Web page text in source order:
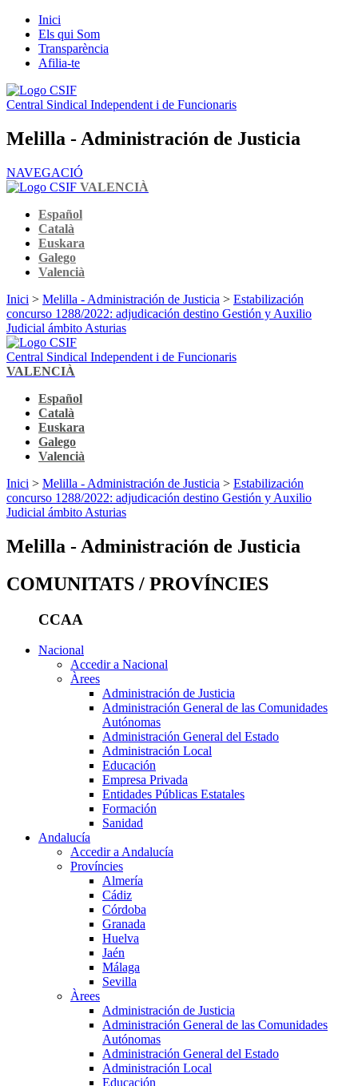
Inici
Els qui Som
Transparència
Afilia-te
Central Sindical Independent i de Funcionaris
Melilla - Administración de Justicia
NAVEGACIÓ
VALENCIÀ
Español
Català
Euskara
Galego
Valencià
Inici > Melilla - Administración de Justicia > Estabilización
concurso 1288/2022: adjudicación destino Gestión y Auxilio
Judicial ámbito Asturias
Central Sindical Independent i de Funcionaris
VALENCIÀ
Español
Català
Euskara
Galego
Valencià
Inici > Melilla - Administración de Justicia > Estabilización
concurso 1288/2022: adjudicación destino Gestión y Auxilio
Judicial ámbito Asturias
Melilla - Administración de Justicia
COMUNITATS / PROVÍNCIES
CCAA
Nacional
Accedir a Nacional
Àrees
Administración de Justicia
Administración General de las Comunidades
Autónomas
Administración General del Estado
Administración Local
Educación
Empresa Privada
Entidades Públicas Estatales
Formación
Sanidad
Andalucía
Accedir a Andalucía
Províncies
Almería
Cádiz
Córdoba
Granada
Huelva
Jaén
Málaga
Sevilla
Àrees
Administración de Justicia
Administración General de las Comunidades
Autónomas
Administración General del Estado
Administración Local
Educación